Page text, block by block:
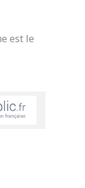
est le